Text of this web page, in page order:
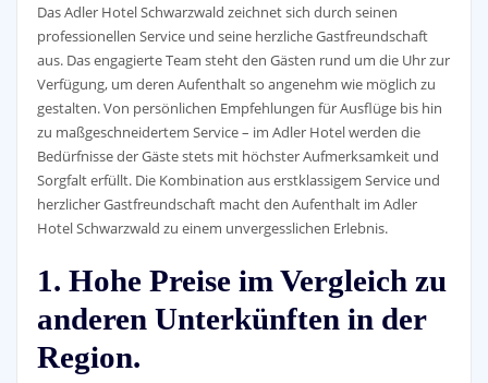
Das Adler Hotel Schwarzwald zeichnet sich durch seinen
professionellen Service und seine herzliche Gastfreundschaft
aus. Das engagierte Team steht den Gästen rund um die Uhr zur
Verfügung, um deren Aufenthalt so angenehm wie möglich zu
gestalten. Von persönlichen Empfehlungen für Ausflüge bis hin
zu maßgeschneidertem Service – im Adler Hotel werden die
Bedürfnisse der Gäste stets mit höchster Aufmerksamkeit und
Sorgfalt erfüllt. Die Kombination aus erstklassigem Service und
herzlicher Gastfreundschaft macht den Aufenthalt im Adler
Hotel Schwarzwald zu einem unvergesslichen Erlebnis.
1. Hohe Preise im Vergleich zu
anderen Unterkünften in der
Region.